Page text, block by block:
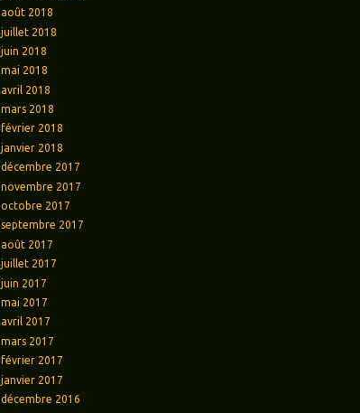
août 2018
juillet 2018
juin 2018
mai 2018
avril 2018
mars 2018
février 2018
janvier 2018
décembre 2017
novembre 2017
octobre 2017
septembre 2017
août 2017
juillet 2017
juin 2017
mai 2017
avril 2017
mars 2017
février 2017
janvier 2017
décembre 2016